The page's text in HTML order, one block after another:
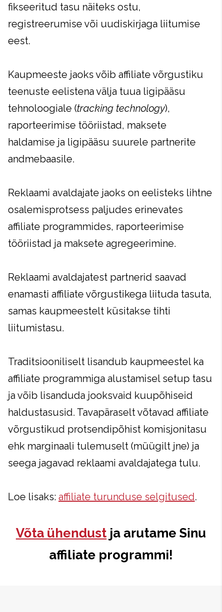
fikseeritud tasu näiteks ostu,
registreerumise või uudiskirjaga liitumise
eest.
Kaupmeeste jaoks võib affiliate võrgustiku
teenuste eelistena välja tuua ligipääsu
tehnoloogiale (tracking technology),
raporteerimise tööriistad, maksete
haldamise ja ligipääsu suurele partnerite
andmebaasile.
Reklaami avaldajate jaoks on eelisteks lihtne
osalemisprotsess paljudes erinevates
affiliate programmides, raporteerimise
tööriistad ja maksete agregeerimine.
Reklaami avaldajatest partnerid saavad
enamasti affiliate võrgustikega liituda tasuta,
samas kaupmeestelt küsitakse tihti
liitumistasu.
Traditsiooniliselt lisandub kaupmeestel ka
affiliate programmiga alustamisel setup tasu
ja võib lisanduda jooksvaid kuupõhiseid
haldustasusid. Tavapäraselt võtavad affiliate
võrgustikud protsendipõhist komisjonitasu
ehk marginaali tulemuselt (müügilt jne) ja
seega jagavad reklaami avaldajatega tulu.
Loe lisaks: affiliate turunduse selgitused.
Võta ühendust ja arutame Sinu
affiliate programmi!